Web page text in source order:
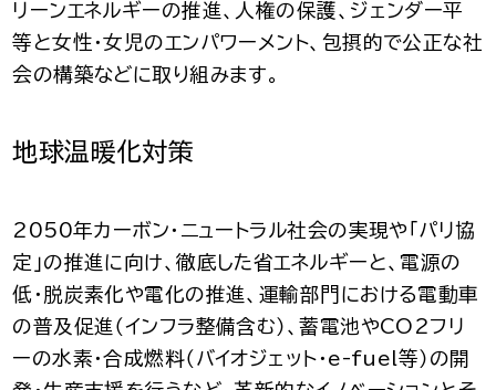
リーンエネルギーの推進、人権の保護、ジェンダー平
等と女性・女児のエンパワーメント、包摂的で公正な社
会の構築などに取り組みます。
地球温暖化対策
2050年カーボン・ニュートラル社会の実現や「パリ協
定」の推進に向け、徹底した省エネルギーと、電源の
低・脱炭素化や電化の推進、運輸部門における電動車
の普及促進（インフラ整備含む）、蓄電池やCO2フリ
ーの水素・合成燃料（バイオジェット・e-fuel等）の開